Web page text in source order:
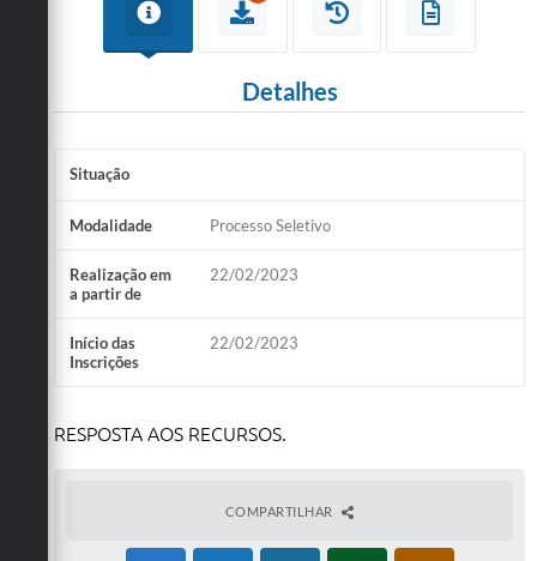
Detalhes
Situação
Modalidade Processo Seletivo
Realização em
a partir de
22/02/2023
Início das
Inscrições
22/02/2023
RESPOSTA AOS RECURSOS.
COMPARTILHAR